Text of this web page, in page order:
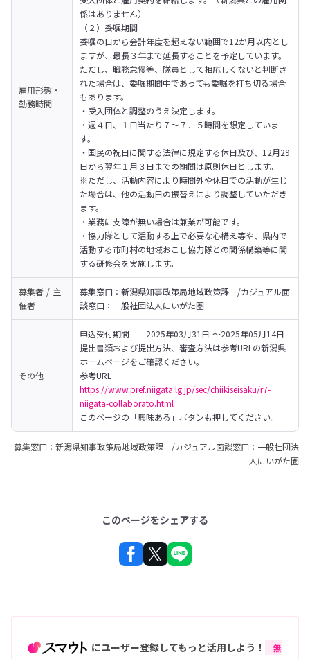
雇用形態・
勤務時間
係はありません）
（２）委嘱期間
委嘱の日から会計年度を超えない範囲で12か月以内とし
ますが、最長３年まで延長することを予定しています。
ただし、職務怠慢等、隊員として相応しくないと判断さ
れた場合は、委嘱期間中であっても委嘱を打ち切る場合
もあります。
・受入団体と調整のうえ決定します。
・週４日、１日当たり７〜７．５時間を想定していま
す。
・国民の祝日に関する法律に規定する休日及び、12月29
日から翌年１月３日までの期間は原則休日とします。
※ただし、活動内容により時間外や休日での活動が生じ
た場合は、他の活動日の振替えにより調整していただき
ます。
・業務に支障が無い場合は兼業が可能です。
・協力隊として活動する上で必要な心構え等や、県内で
活動する市町村の地域おこし協力隊との関係構築等に関
する研修会を実施します。
募集者 / 主
催者
募集窓口：新潟県知事政策局地域政策課　/カジュアル面
談窓口：一般社団法人にいがた圏
その他
申込受付期間	2025年03月31日 ～2025年05月14日
提出書類および提出方法、審査方法は参考URLの新潟県
ホームページをご確認ください。
https://www.pref.niigata.lg.jp/sec/chiikiseisaku/r7-
niigata-collaborato.html
このページの「興味ある」ボタンも押してください。
募集窓口：新潟県知事政策局地域政策課 /カジュアル面談窓口：一般社団法
人にいがた圏
このページをシェアする
にユーザー登録してもっと活用しよう！
無